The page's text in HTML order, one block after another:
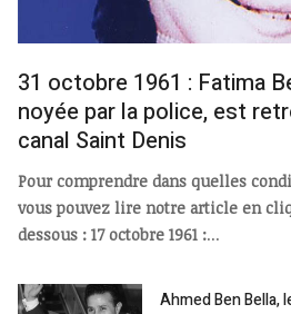
31 octobre 1961 : Fatima
noyée par la police, est
canal Saint Denis
Pour comprendre dans quelles
vous pouvez lire notre article en
dessous : 17 octobre 1961 :...
Ahmed Ben Bella,